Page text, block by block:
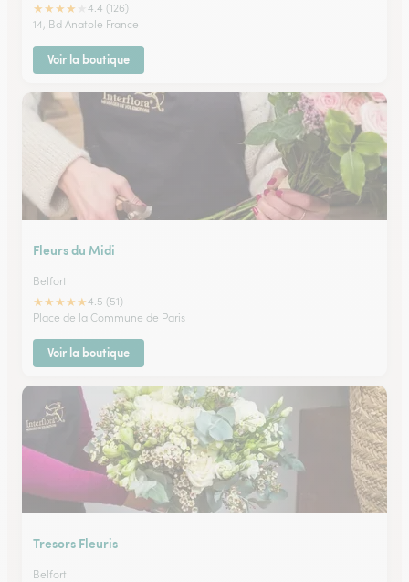
★★★★
4.4 (126)
14, Bd Anatole France
Voir la boutique
Fleurs du Midi
Belfort
★★★★★4.5 (51)
Place de la Commune de Paris
Voir la boutique
Tresors Fleuris
Belfort